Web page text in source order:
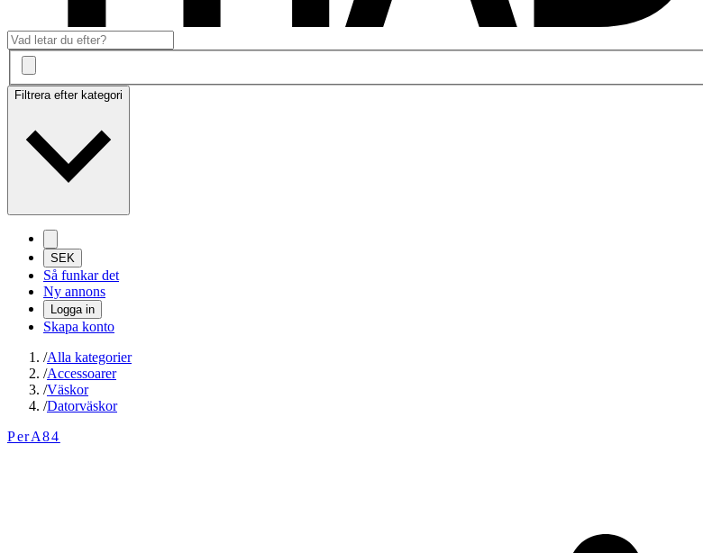
Filtrera efter kategori
SEK
Så funkar det
Ny annons
Logga in
Skapa konto
/Alla kategorier
/Accessoarer
/Väskor
/Datorväskor
PerA84